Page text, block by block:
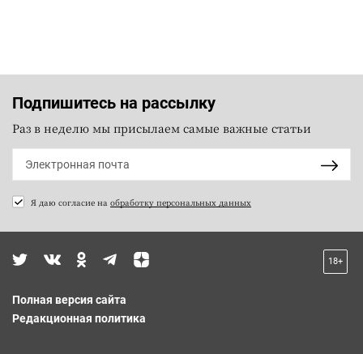
Подпишитесь на рассылку
Раз в неделю мы присылаем самые важные статьи
Я даю согласие на обработку персональных данных
18+
Полная версия сайта
Редакционная политика